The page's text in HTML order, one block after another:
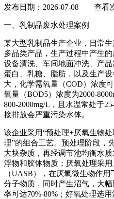
发布日期：2026-07-08 查看
一、乳制品废水处理案例
某大型乳制品生产企业，日常
多品类产品，生产过程中产生
设备清洗、车间地面冲洗、产
蛋白、乳糖、脂肪，以及生产
大，化学需氧量（COD）浓度
氧量（BOD5）浓度为2000-
800-2000mg/L，且水温常处于
接排放会严重污染水体。
该企业采用“预处理+厌氧生物
理”的组合工艺。预处理阶段，
大块杂质，再经调节池均衡水
浮物和胶体物质；厌氧处理采
（UASB），在厌氧微生物作
分子物质，同时产生沼气，大
率可达70%-80%；好氧处理选